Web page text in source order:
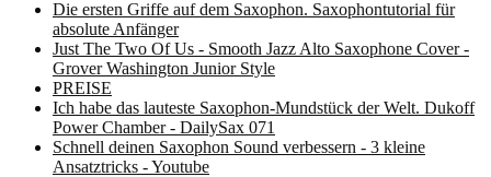
Die ersten Griffe auf dem Saxophon. Saxophontutorial für
absolute Anfänger
Just The Two Of Us - Smooth Jazz Alto Saxophone Cover -
Grover Washington Junior Style
PREISE
Ich habe das lauteste Saxophon-Mundstück der Welt. Dukoff
Power Chamber - DailySax 071
Schnell deinen Saxophon Sound verbessern - 3 kleine
Ansatztricks - Youtube